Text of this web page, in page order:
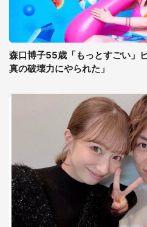
森口博子55歳「もっとすごい」
真の破壊力にやられた」